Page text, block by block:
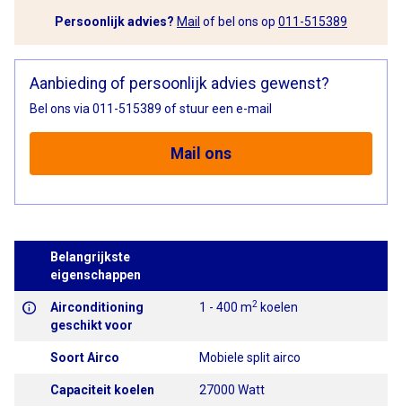
Persoonlijk advies? Mail of bel ons op 011-515389
Aanbieding of persoonlijk advies gewenst?
Bel ons via 011-515389 of stuur een e-mail
Mail ons
Belangrijkste
eigenschappen
Airconditioning
geschikt voor
1 - 400 m2 koelen
Soort Airco Mobiele split airco
Capaciteit koelen 27000 Watt